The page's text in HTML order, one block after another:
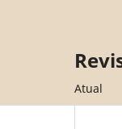
Atual